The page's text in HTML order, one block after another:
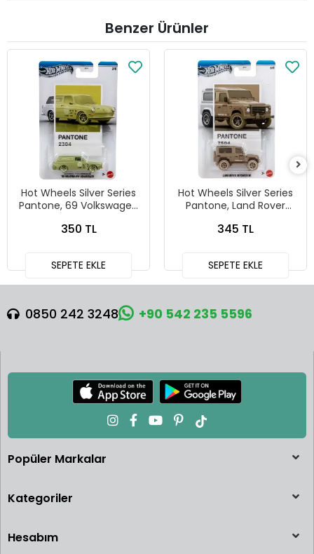
Benzer Ürünler
Hot Wheels Silver Series
Pantone, 69 Volkswagen
350 TL
SEPETE EKLE
Hot Wheels Silver Series
Pantone, Land Rover
345 TL
SEPETE EKLE
0850 242 3248 +90 542 235 5596
Popüler Markalar
Kategoriler
Hesabım